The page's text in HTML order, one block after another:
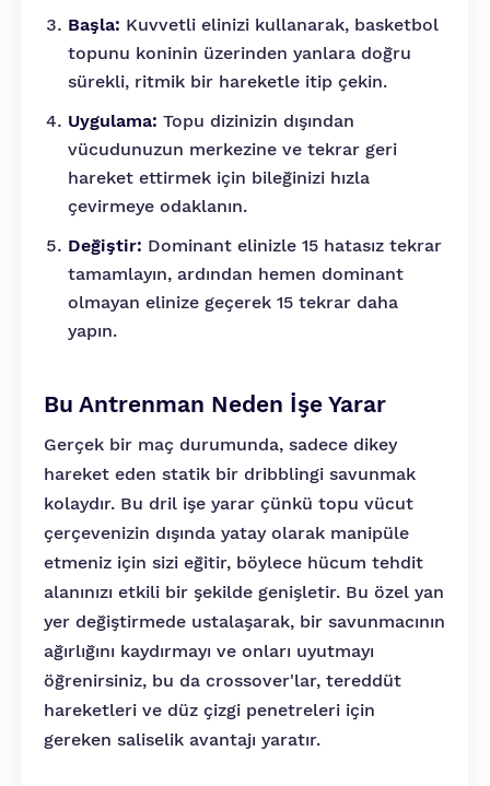
Başla: Kuvvetli elinizi kullanarak, basketbol
topunu koninin üzerinden yanlara doğru
sürekli, ritmik bir hareketle itip çekin.
Uygulama: Topu dizinizin dışından
vücudunuzun merkezine ve tekrar geri
hareket ettirmek için bileğinizi hızla
çevirmeye odaklanın.
Değiştir: Dominant elinizle 15 hatasız tekrar
tamamlayın, ardından hemen dominant
olmayan elinize geçerek 15 tekrar daha
yapın.
Bu Antrenman Neden İşe Yarar
Gerçek bir maç durumunda, sadece dikey
hareket eden statik bir dribblingi savunmak
kolaydır. Bu dril işe yarar çünkü topu vücut
çerçevenizin dışında yatay olarak manipüle
etmeniz için sizi eğitir, böylece hücum tehdit
alanınızı etkili bir şekilde genişletir. Bu özel yan
yer değiştirmede ustalaşarak, bir savunmacının
ağırlığını kaydırmayı ve onları uyutmayı
öğrenirsiniz, bu da crossover'lar, tereddüt
hareketleri ve düz çizgi penetreleri için
gereken saliselik avantajı yaratır.